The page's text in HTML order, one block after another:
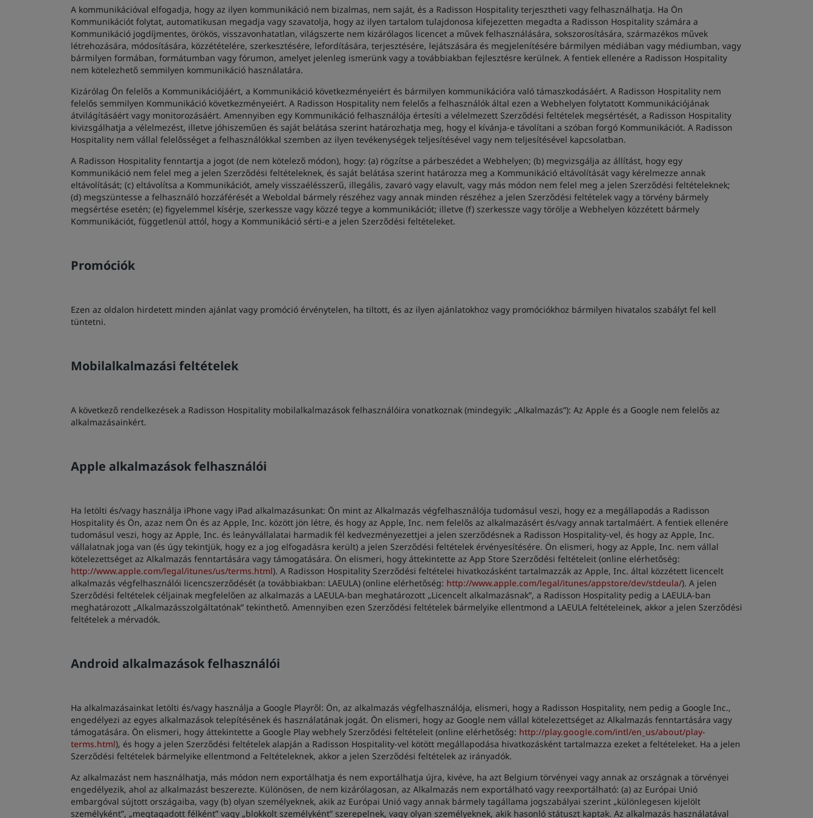
A kommunikációval elfogadja, hogy az ilyen kommunikáció nem bizalmas, nem saját, és a Radisson Hospitality terjesztheti vagy felhasználhatja. Ha Ön
Kommunikációt folytat, automatikusan megadja vagy szavatolja, hogy az ilyen tartalom tulajdonosa kifejezetten megadta a Radisson Hospitality számára a
Kommunikáció jogdíjmentes, örökös, visszavonhatatlan, világszerte nem kizárólagos licencet a művek felhasználására, sokszorosítására, származékos művek
létrehozására, módosítására, közzétételére, szerkesztésére, lefordítására, terjesztésére, lejátszására és megjelenítésére bármilyen médiában vagy médiumban, vagy
bármilyen formában, formátumban vagy fórumon, amelyet jelenleg ismerünk vagy a továbbiakban fejlesztésre kerülnek. A fentiek ellenére a Radisson Hospitality
nem kötelezhető semmilyen kommunikáció használatára.
Kizárólag Ön felelős a Kommunikációjáért, a Kommunikáció következményeiért és bármilyen kommunikációra való támaszkodásáért. A Radisson Hospitality nem
felelős semmilyen Kommunikáció következményeiért. A Radisson Hospitality nem felelős a felhasználók által ezen a Webhelyen folytatott Kommunikációjának
átvilágításáért vagy monitorozásáért. Amennyiben egy Kommunikáció felhasználója értesíti a vélelmezett Szerződési feltételek megsértését, a Radisson Hospitality
kivizsgálhatja a vélelmezést, illetve jóhiszeműen és saját belátása szerint határozhatja meg, hogy el kívánja-e távolítani a szóban forgó Kommunikációt. A Radisson
Hospitality nem vállal felelősséget a felhasználókkal szemben az ilyen tevékenységek teljesítésével vagy nem teljesítésével kapcsolatban.
A Radisson Hospitality fenntartja a jogot (de nem kötelező módon), hogy: (a) rögzítse a párbeszédet a Webhelyen; (b) megvizsgálja az állítást, hogy egy
Kommunikáció nem felel meg a jelen Szerződési feltételeknek, és saját belátása szerint határozza meg a Kommunikáció eltávolítását vagy kérelmezze annak
eltávolítását; (c) eltávolítsa a Kommunikációt, amely visszaélésszerű, illegális, zavaró vagy elavult, vagy más módon nem felel meg a jelen Szerződési feltételeknek;
(d) megszüntesse a felhasználó hozzáférését a Weboldal bármely részéhez vagy annak minden részéhez a jelen Szerződési feltételek vagy a törvény bármely
megsértése esetén; (e) figyelemmel kísérje, szerkessze vagy közzé tegye a kommunikációt; illetve (f) szerkessze vagy törölje a Webhelyen közzétett bármely
Kommunikációt, függetlenül attól, hogy a Kommunikáció sérti-e a jelen Szerződési feltételeket.
Promóciók
Ezen az oldalon hirdetett minden ajánlat vagy promóció érvénytelen, ha tiltott, és az ilyen ajánlatokhoz vagy promóciókhoz bármilyen hivatalos szabályt fel kell
tüntetni.
Mobilalkalmazási feltételek
A következő rendelkezések a Radisson Hospitality mobilalkalmazások felhasználóira vonatkoznak (mindegyik: „Alkalmazás”): Az Apple és a Google nem felelős az
alkalmazásainkért.
Apple alkalmazások felhasználói
Ha letölti és/vagy használja iPhone vagy iPad alkalmazásunkat: Ön mint az Alkalmazás végfelhasználója tudomásul veszi, hogy ez a megállapodás a Radisson
Hospitality és Ön, azaz nem Ön és az Apple, Inc. között jön létre, és hogy az Apple, Inc. nem felelős az alkalmazásért és/vagy annak tartalmáért. A fentiek ellenére
tudomásul veszi, hogy az Apple, Inc. és leányvállalatai harmadik fél kedvezményezettjei a jelen szerződésnek a Radisson Hospitality-vel, és hogy az Apple, Inc.
vállalatnak joga van (és úgy tekintjük, hogy ez a jog elfogadásra került) a jelen Szerződési feltételek érvényesítésére. Ön elismeri, hogy az Apple, Inc. nem vállal
kötelezettséget az Alkalmazás fenntartására vagy támogatására. Ön elismeri, hogy áttekintette az App Store Szerződési feltételeit (online elérhetőség:
http://www.apple.com/legal/itunes/us/terms.html). A Radisson Hospitality Szerződési feltételei hivatkozásként tartalmazzák az Apple, Inc. által közzétett licencelt
alkalmazás végfelhasználói licencszerződését (a továbbiakban: LAEULA) (online elérhetőség: http://www.apple.com/legal/itunes/appstore/dev/stdeula/). A jelen
Szerződési feltételek céljainak megfelelően az alkalmazás a LAEULA-ban meghatározott „Licencelt alkalmazásnak”, a Radisson Hospitality pedig a LAEULA-ban
meghatározott „Alkalmazásszolgáltatónak” tekinthető. Amennyiben ezen Szerződési feltételek bármelyike ellentmond a LAEULA feltételeinek, akkor a jelen Szerződési
feltételek a mérvadók.
Android alkalmazások felhasználói
Ha alkalmazásainkat letölti és/vagy használja a Google Playről: Ön, az alkalmazás végfelhasználója, elismeri, hogy a Radisson Hospitality, nem pedig a Google Inc.,
engedélyezi az egyes alkalmazások telepítésének és használatának jogát. Ön elismeri, hogy az Google nem vállal kötelezettséget az Alkalmazás fenntartására vagy
támogatására. Ön elismeri, hogy áttekintette a Google Play webhely Szerződési feltételeit (online elérhetőség: http://play.google.com/intl/en_us/about/play-
terms.html), és hogy a jelen Szerződési feltételek alapján a Radisson Hospitality-vel kötött megállapodása hivatkozásként tartalmazza ezeket a feltételeket. Ha a jelen
Szerződési feltételek bármelyike ellentmond a Feltételeknek, akkor a jelen Szerződési feltételek az irányadók.
Az alkalmazást nem használhatja, más módon nem exportálhatja és nem exportálhatja újra, kivéve, ha azt Belgium törvényei vagy annak az országnak a törvényei
engedélyezik, ahol az alkalmazást beszerezte. Különösen, de nem kizárólagosan, az Alkalmazás nem exportálható vagy reexportálható: (a) az Európai Unió
embargóval sújtott országaiba, vagy (b) olyan személyeknek, akik az Európai Unió vagy annak bármely tagállama jogszabályai szerint „különlegesen kijelölt
személyként”, „megtagadott félként” vagy „blokkolt személyként” szerepelnek, vagy olyan személyeknek, akik hasonló státuszt kaptak. Az alkalmazás használatával